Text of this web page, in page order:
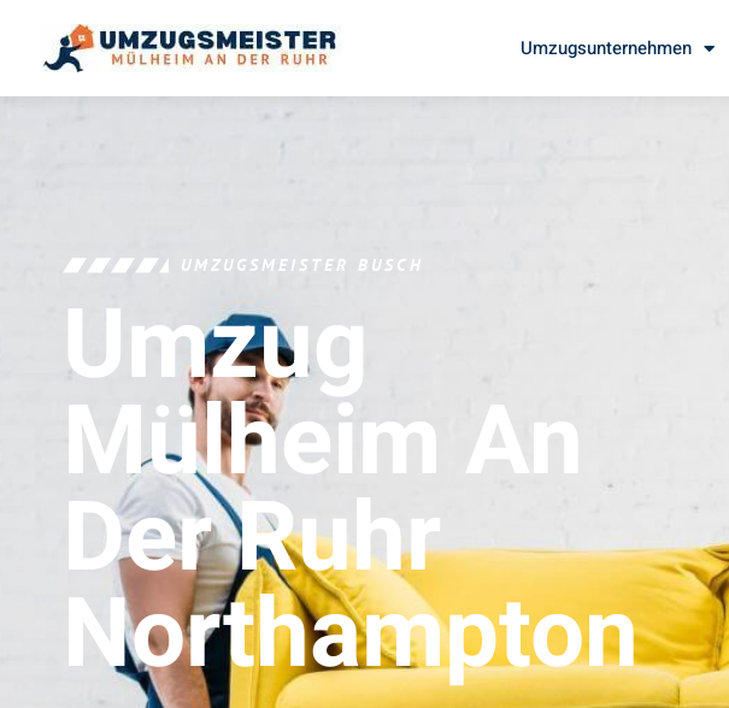
Umzugsunternehmen
UMZUGSMEISTER BUSCH
Umzug
Mülheim An
Der Ruhr
Northampton